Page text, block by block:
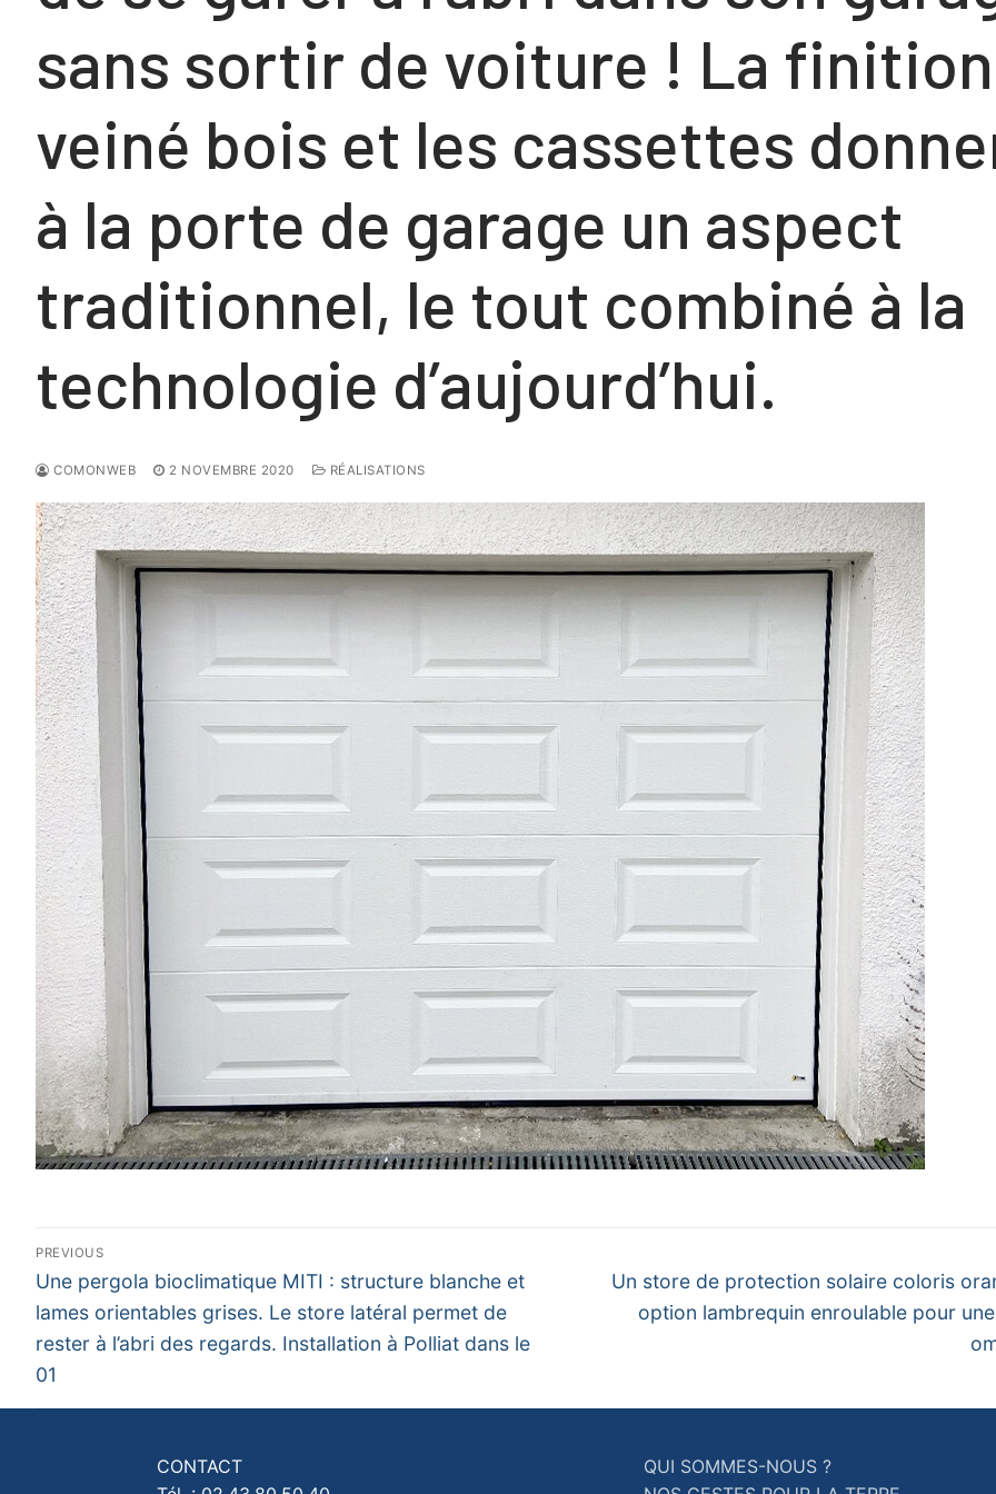
sans sortir de voiture ! La finition
veiné bois et les cassettes
à la porte de garage un aspect
traditionnel, le tout combiné à la
technologie d’aujourd’hui.
COMONWEB 2 NOVEMBRE 2020 RÉALISATIONS
Navigation
de
l’article
PREVIOUS
Previous
post:
Une pergola bioclimatique MITI : structure blanche et
lames orientables grises. Le store latéral permet de
rester à l’abri des regards. Installation à Polliat dans le
01
Next
post:
Un store de protection solaire coloris
option lambrequin enroulable pour
CONTACT
QUI SOMMES-NOUS ?